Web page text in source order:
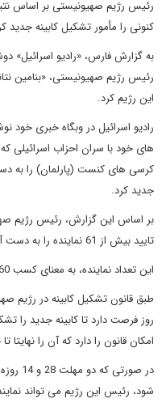
رئیس رژیم صهیونیستی بر اساس
کنونی را مأمور تشکیل کابینه جدید
به گزارش فارس، «رادیو اسرائیل»
رئیس رژیم صهیونیستی، «بنامین
این رژیم کرد.
رادیو اسرائیل در وبگاه خبری خود
های خود با سران احزاب اسرائیلی که
کرسی های کنست (پارلمان) را به دست
جدید کرد.
بر اساس این گزارش، رئیس رژیم
تایید بیش از 61 نماینده را به دست آورده است.
این تعداد نماینده، به معنای کسب 60 + 1 از کرسی های پارلمان است.
روز فرصت دارد تا کابینه جدید را
امکان قانون را دارد که آن را نهایتا تا 14 روز دیگر تمدید کند.